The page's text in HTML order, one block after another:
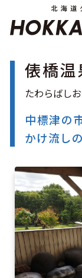
温泉
モデルコー
グルメ
アクセス
キュンちゃ
俵橋温
中標津の
かけ流し